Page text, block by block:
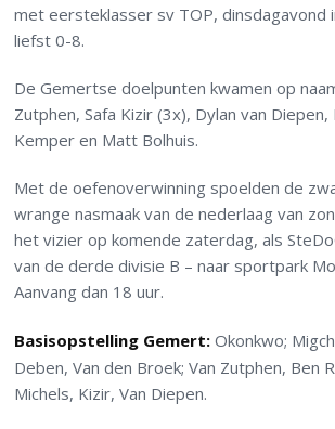
met eersteklasser sv TOP, dinsdagavond
liefst 0-8.
De Gemertse doelpunten kwamen op
Zutphen, Safa Kizir (3x), Dylan van
Kemper en Matt Bolhuis.
Met de oefenoverwinning spoelden de
wrange nasmaak van de nederlaag van
het vizier op komende zaterdag, als
van de derde divisie B – naar sportpark
Aanvang dan 18 uur.
Basisopstelling Gemert: Okonkwo;
Deben, Van den Broek; Van Zutphen, Ben
Michels, Kizir, Van Diepen.